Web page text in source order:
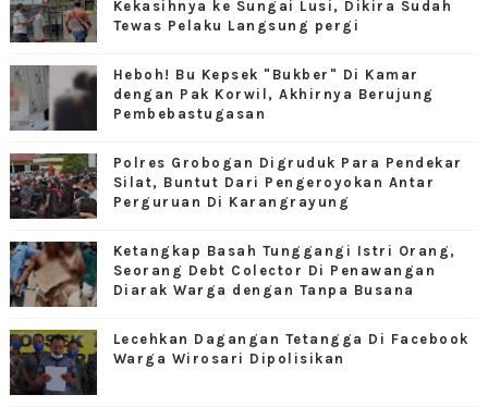
Kekasihnya ke Sungai Lusi, Dikira Sudah
Tewas Pelaku Langsung pergi
Heboh! Bu Kepsek "Bukber" Di Kamar
dengan Pak Korwil, Akhirnya Berujung
Pembebastugasan
Polres Grobogan Digruduk Para Pendekar
Silat, Buntut Dari Pengeroyokan Antar
Perguruan Di Karangrayung
Ketangkap Basah Tunggangi Istri Orang,
Seorang Debt Colector Di Penawangan
Diarak Warga dengan Tanpa Busana
Lecehkan Dagangan Tetangga Di Facebook
Warga Wirosari Dipolisikan